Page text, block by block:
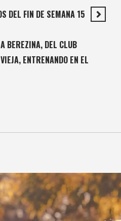
DEL FIN DE SEMANA 15
BEREZINA, DEL CLUB
ENTRENANDO EN EL